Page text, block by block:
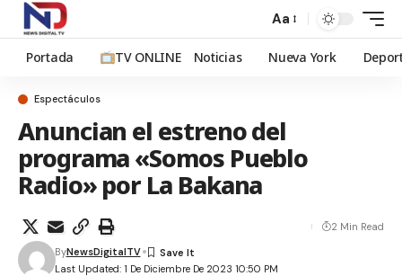
Aa
Portada TV ONLINE Noticias Nueva York
Espectáculos
Anuncian el estreno del
programa «Somos Pueblo
Radio» por La Bakana
Last Updated: 1 De Diciembre De 2023 10:50 PM
ByNewsDigitalTV
2 Min Read